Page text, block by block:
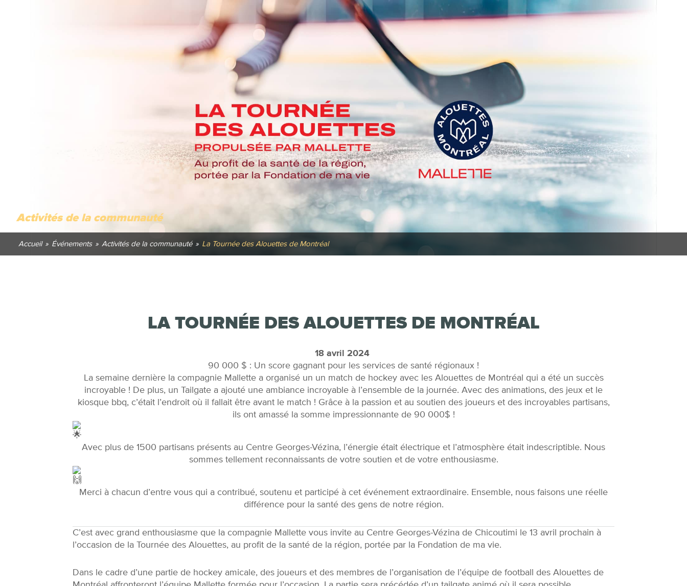
Activités de la communauté
Accueil » Événements » Activités de la communauté » La Tournée des Alouettes de Montréal
LA TOURNÉE DES ALOUETTES DE MONTRÉAL
18 avril 2024
90 000 $ : Un score gagnant pour les services de santé régionaux !
La semaine dernière la compagnie Mallette a organisé un un match de hockey avec les Alouettes de Montréal qui a été un succès
incroyable ! De plus, un Tailgate a ajouté une ambiance incroyable à l’ensemble de la journée. Avec des animations, des jeux et le
kiosque bbq, c’était l’endroit où il fallait être avant le match ! Grâce à la passion et au soutien des joueurs et des incroyables partisans,
ils ont amassé la somme impressionnante de 90 000$ !
Avec plus de 1500 partisans présents au Centre Georges-Vézina, l’énergie était électrique et l’atmosphère était indescriptible. Nous
sommes tellement reconnaissants de votre soutien et de votre enthousiasme.
Merci à chacun d’entre vous qui a contribué, soutenu et participé à cet événement extraordinaire. Ensemble, nous faisons une réelle
différence pour la santé des gens de notre région.
C’est avec grand enthousiasme que la compagnie Mallette vous invite au Centre Georges-Vézina de Chicoutimi le 13 avril prochain à
l’occasion de la Tournée des Alouettes, au profit de la santé de la région, portée par la Fondation de ma vie.
Dans le cadre d’une partie de hockey amicale, des joueurs et des membres de l’organisation de l’équipe de football des Alouettes de